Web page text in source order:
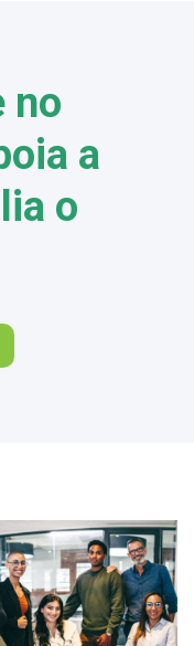
no
a
o